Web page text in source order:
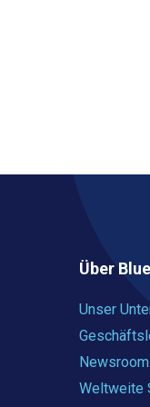
Über
Unser
Newsroom
Weltweite